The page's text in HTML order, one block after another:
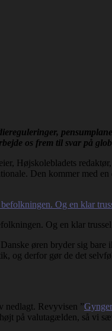
os frem til svar på
Højskolebladets
Den kommer med
Og en klar
øren bryder sig
og derfor gør de det
nedlagt. Revyvisen ”
på valutagælden, så vi